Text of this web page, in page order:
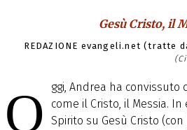
Gesù Cristo, il
REDAZIONE evangeli.net (tratte
O
ggi, Andrea ha convissuto
come il Cristo, il Messia.
Spirito su Gesù Cristo